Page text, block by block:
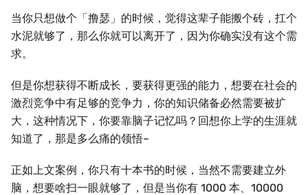
当你只想做个「撸瑟」的时候，觉得这辈子能搬个砖，扛个
水泥就够了，那么你就可以离开了，因为你确实没有这个需
求。
但是你想获得不断成长，要获得更强的能力，想要在社会的
激烈竞争中有足够的竞争力，你的知识储备必然需要被扩
大，这种情况下，你要靠脑子记忆吗？回想你上学的生涯就
知道了，那是多么痛的领悟~
正如上文案例，你只有十本书的时候，当然不需要建立外
脑，想要啥扫一眼就够了，但是当你有 1000 本、10000